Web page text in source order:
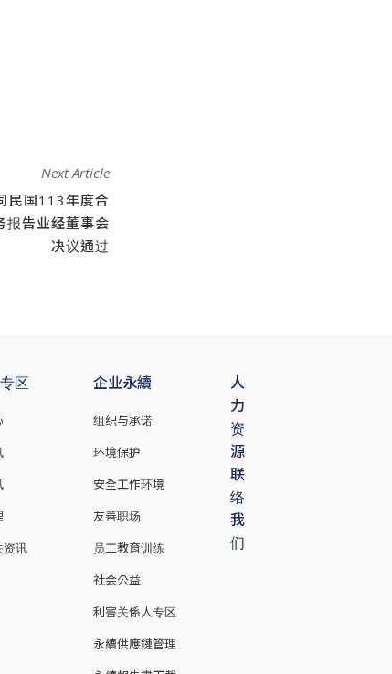
Next Article
民国113年度合
报告业经董事会
决议通过
区
资讯
企业永續
组织与承诺
环境保护
安全工作环境
友善职场
员工教育训练
社会公益
利害关係人专区
永續供應鏈管理
人
力
资
源
联
络
我
们